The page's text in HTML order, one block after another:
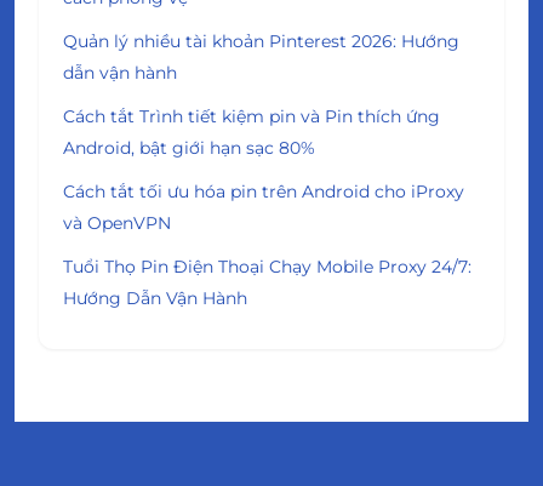
Quản lý nhiều tài khoản Pinterest 2026: Hướng
dẫn vận hành
Cách tắt Trình tiết kiệm pin và Pin thích ứng
Android, bật giới hạn sạc 80%
Cách tắt tối ưu hóa pin trên Android cho iProxy
và OpenVPN
Tuổi Thọ Pin Điện Thoại Chạy Mobile Proxy 24/7:
Hướng Dẫn Vận Hành